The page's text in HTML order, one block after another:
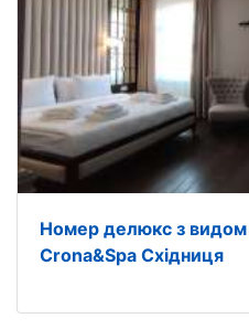
Номер делюкс з видом
Crona&Spa Східниця